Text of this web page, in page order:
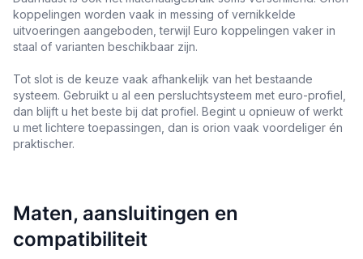
koppelingen worden vaak in messing of vernikkelde
uitvoeringen aangeboden, terwijl Euro koppelingen vaker in
staal of varianten beschikbaar zijn.
Tot slot is de keuze vaak afhankelijk van het bestaande
systeem. Gebruikt u al een persluchtsysteem met euro-profiel,
dan blijft u het beste bij dat profiel. Begint u opnieuw of werkt
u met lichtere toepassingen, dan is orion vaak voordeliger én
praktischer.
Maten, aansluitingen en
compatibiliteit